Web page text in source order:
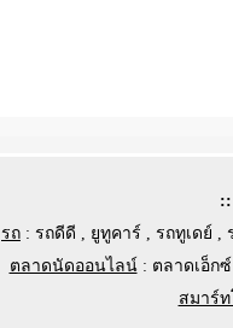
รถ : รถดีดี ยูทูคาร์ รถทูเดย์
ตลาดนัดออนไลน์: ตลาดเอ็กซ์
สมาร์